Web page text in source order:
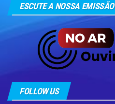
ESCUTE A NOSSA EMISSÃO
FOLLOW US